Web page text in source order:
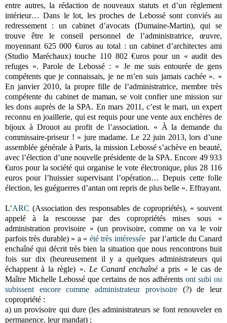
entre autres, la rédaction de nouveaux statuts et d’un règlement
intérieur… Dans le lot, les proches de Lebossé sont conviés au
redressement : un cabinet d’avocats (Dumaine-Martin), qui se
trouve être le conseil personnel de l’administratrice, œuvre,
moyennant 625 000 €uros au total : un cabinet d’architectes ami
(Studio Maréchaux) touche 110 802 €uros pour un « audit des
refuges ». Parole de Lebossé : « Je me suis entourée de gens
compétents que je connaissais, je ne m’en suis jamais cachée ». «
En janvier 2010, la propre fille de l’administratrice, membre très
compétente du cabinet de maman, se voit confier une mission sur
les dons auprès de la SPA. En mars 2011, c’est le mari, un expert
reconnu en joaillerie, qui est requis pour une vente aux enchères de
bijoux à Drouot au profit de l’association. « À la demande du
commissaire-priseur ! » jure madame. Le 22 juin 2013, lors d’une
assemblée générale à Paris, la mission Lebossé s’achève en beauté,
avec l’élection d’une nouvelle présidente de la SPA. Encore 49 933
€uros pour la société qui organise le vote électronique, plus 28 116
euros pour l’huissier supervisant l’opération… Depuis cette folle
élection, les guéguerres d’antan ont repris de plus belle ». Effrayant.
L’ARC (Association des responsables de copropriétés), « souvent
appelé à la rescousse par des copropriétés mises sous «
administration provisoire » (un provisoire, comme on va le voir
parfois très durable) » a « été très intéresséepar l’article du Canard
enchaîné qui décrit très bien la situation que nous rencontrons huit
fois sur dix (heureusement il y a quelques administrateurs qui
échappent à la règle) ». Le Canard enchaînéa pris « le cas de
Maître Michelle Lebossé que certains de nos adhérents ont subi ou
subissent encore comme administrateur provisoire(?) de leur
copropriété :
a) un provisoire qui dure (les administrateurs se font renouveler en
permanence, leur mandat) ;